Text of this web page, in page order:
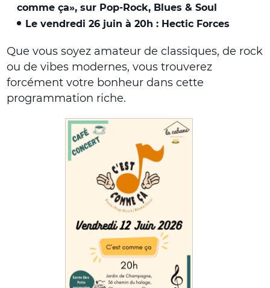
comme ça», sur Pop-Rock, Blues & Soul
Le vendredi 26 juin à 20h : Hectic Forces
Que vous soyez amateur de classiques, de rock
ou de vibes modernes, vous trouverez
forcément votre bonheur dans cette
programmation riche.